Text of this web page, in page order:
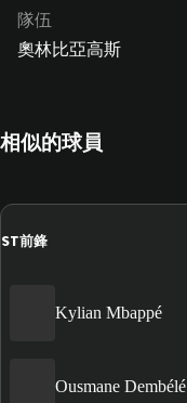
隊伍
奧林比亞高斯
相似的球員
ST前鋒
Kylian Mbappé
Ousmane Dembélé